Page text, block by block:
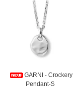
GARNI - Crockery
Pendant-S